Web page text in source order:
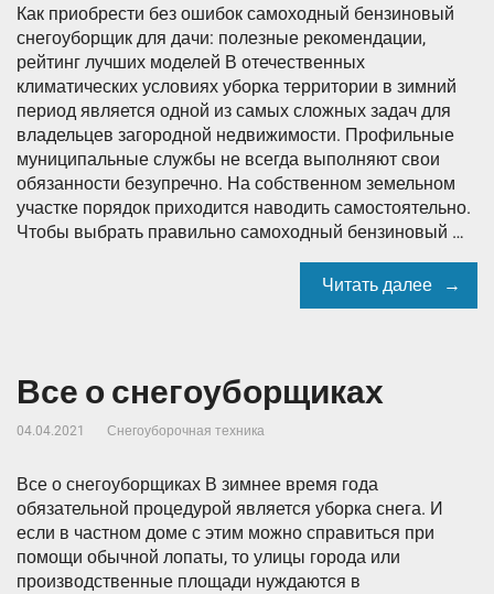
Как приобрести без ошибок самоходный бензиновый
снегоуборщик для дачи: полезные рекомендации,
рейтинг лучших моделей В отечественных
климатических условиях уборка территории в зимний
период является одной из самых сложных задач для
владельцев загородной недвижимости. Профильные
муниципальные службы не всегда выполняют свои
обязанности безупречно. На собственном земельном
участке порядок приходится наводить самостоятельно.
Чтобы выбрать правильно самоходный бензиновый …
Читать далее
Все о снегоуборщиках
04.04.2021 Снегоуборочная техника
Все о снегоуборщиках В зимнее время года
обязательной процедурой является уборка снега. И
если в частном доме с этим можно справиться при
помощи обычной лопаты, то улицы города или
производственные площади нуждаются в